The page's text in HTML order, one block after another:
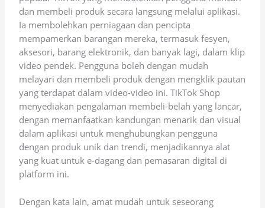
dan membeli produk secara langsung melalui aplikasi.
Ia membolehkan perniagaan dan pencipta
mempamerkan barangan mereka, termasuk fesyen,
aksesori, barang elektronik, dan banyak lagi, dalam klip
video pendek. Pengguna boleh dengan mudah
melayari dan membeli produk dengan mengklik pautan
yang terdapat dalam video-video ini. TikTok Shop
menyediakan pengalaman membeli-belah yang lancar,
dengan memanfaatkan kandungan menarik dan visual
dalam aplikasi untuk menghubungkan pengguna
dengan produk unik dan trendi, menjadikannya alat
yang kuat untuk e-dagang dan pemasaran digital di
platform ini.
Dengan kata lain, amat mudah untuk seseorang